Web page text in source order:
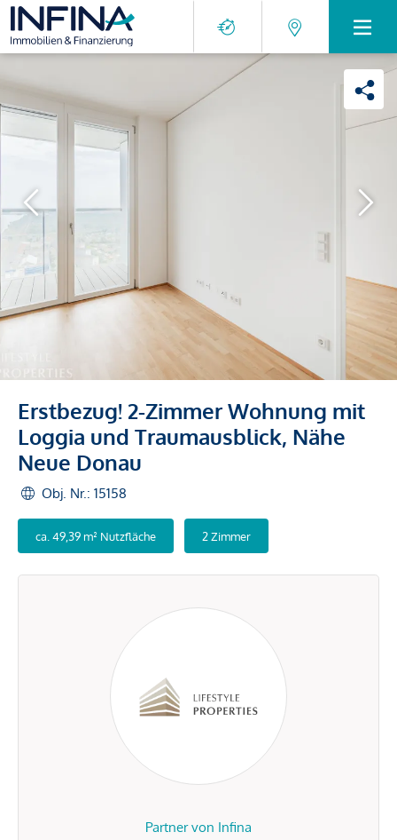
Erstbezug! 2-Zimmer Wohnung mit
Loggia und Traumausblick, Nähe
Neue Donau
Obj. Nr.: 15158
ca. 49,39 m² Nutzfläche 2 Zimmer
Partner von Infina